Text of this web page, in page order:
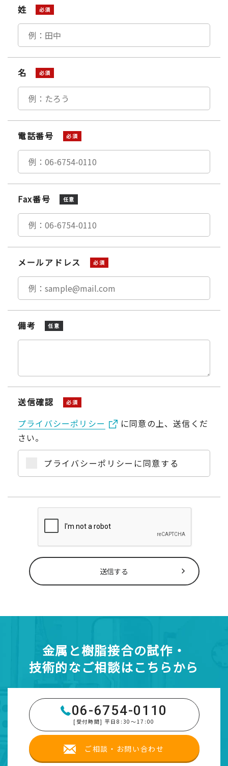
姓 必須
名 必須
電話番号 必須
Fax番号 任意
メールアドレス 必須
備考 任意
送信確認 必須
プライバシーポリシー
に同意の上、送信くだ
さい。
プライバシーポリシーに同意する
送信する
金属と樹脂接合の試作・
技術的なご相談はこちらから
06-6754-0110
[受付時間] 平日8:30～17:00
ご相談・お問い合わせ